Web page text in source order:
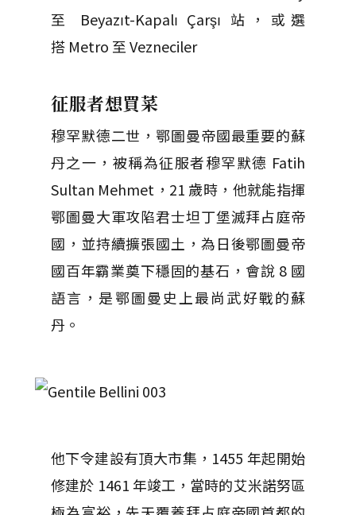
至 Beyazıt-Kapalı Çarşı 站，或選
搭 Metro 至 Vezneciler
征服者想買菜
穆罕默德二世，鄂圖曼帝國最重要的蘇
丹之一，被稱為征服者穆罕默德 Fatih
Sultan Mehmet，21 歲時，他就能指揮
鄂圖曼大軍攻陷君士坦丁堡滅拜占庭帝
國，並持續擴張國土，為日後鄂圖曼帝
國百年霸業奠下穩固的基石，會說 8 國
語言，是鄂圖曼史上最尚武好戰的蘇
丹。
他下令建設有頂大市集，1455 年起開始
修建於 1461 年竣工，當時的艾米諾努區